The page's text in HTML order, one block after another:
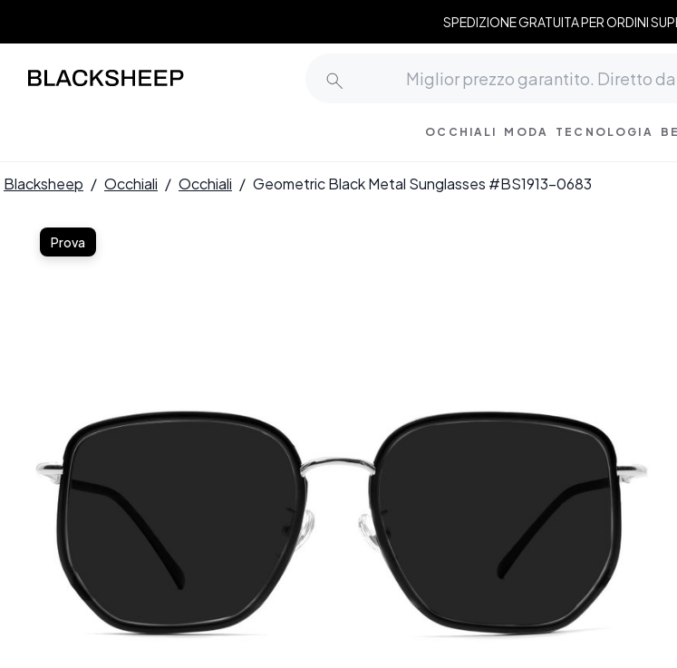
SPEDIZIONE GRATUITA PER ORDINI
OCCHIALI MODA TECNOLOGIA
Blacksheep / Occhiali / Occhiali / Geometric Black Metal Sunglasses #BS1913-0683
Prova